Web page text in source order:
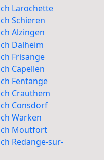
Larochette
Schieren
Alzingen
Dalheim
Frisange
Capellen
Fentange
Crauthem
Consdorf
Warken
Moutfort
Redange-sur-